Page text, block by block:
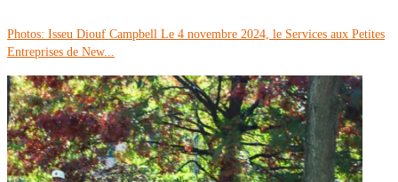
Photos: Isseu Diouf Campbell Le 4 novembre 2024, le Services aux Petites
Entreprises de New...